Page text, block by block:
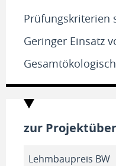
Prüfungskriterien
Geringer Einsatz
zur
Lehmbaupreis BW